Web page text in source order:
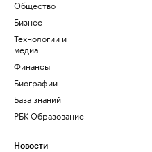
Общество
Бизнес
Технологии и
медиа
Финансы
Биографии
База знаний
РБК Образование
Новости